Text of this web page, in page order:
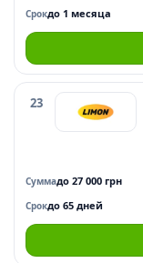
Срокдо 1 месяца
23
Суммадо 27 000 грн
Срокдо 65 дней